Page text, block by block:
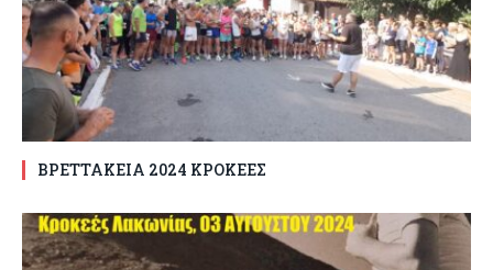
ΒΡΕΤΤΑΚΕΙΑ 2024 ΚΡΟΚΕΕΣ